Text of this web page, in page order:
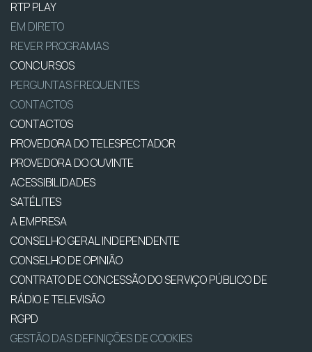
RTP PLAY
EM DIRETO
REVER PROGRAMAS
CONCURSOS
PERGUNTAS FREQUENTES
CONTACTOS
CONTACTOS
PROVEDORA DO TELESPECTADOR
PROVEDORA DO OUVINTE
ACESSIBILIDADES
SATÉLITES
A EMPRESA
CONSELHO GERAL INDEPENDENTE
CONSELHO DE OPINIÃO
CONTRATO DE CONCESSÃO DO SERVIÇO PÚBLICO DE
RÁDIO E TELEVISÃO
RGPD
GESTÃO DAS DEFINIÇÕES DE COOKIES